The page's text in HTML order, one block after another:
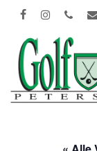
Skip
main
content